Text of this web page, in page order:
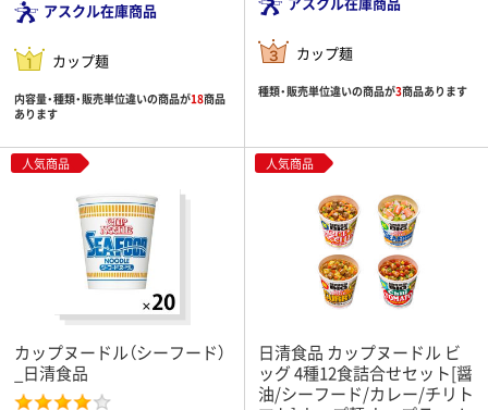
アスクル在庫商品
カップ麺
内容量・種類・販売単位違いの商品が18商品
あります
カップ麺
種類・販売単位違いの商品が3商品あります
人気商品
カップヌードル（シーフード）
_日清食品
人気商品
日清食品 カップヌードル ビ
ッグ 4種12食詰合せセット[醤
油/シーフード/カレー/チリト